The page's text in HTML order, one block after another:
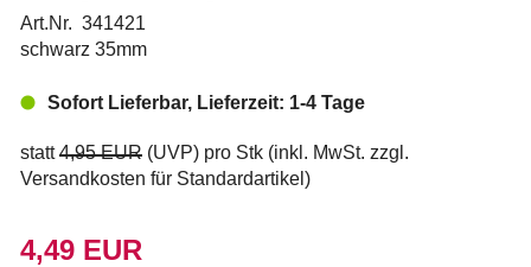
Art.Nr. 341421
schwarz 35mm
Sofort Lieferbar, Lieferzeit: 1-4 Tage
statt4,95 EUR (UVP) pro Stk (inkl. MwSt. zzgl.
Versandkosten für Standardartikel )
4,49 EUR